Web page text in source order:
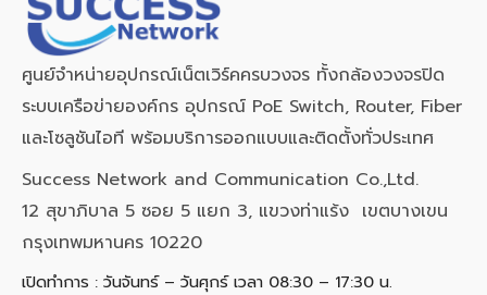
ศูนย์จำหน่ายอุปกรณ์เน็ตเวิร์คครบวงจร ทั้งกล้องวงจรปิด
ระบบเครือข่ายองค์กร อุปกรณ์ PoE Switch, Router, Fiber
และโซลูชันไอที พร้อมบริการออกแบบและติดตั้งทั่วประเทศ
Success Network and Communication Co.,Ltd.
12 สุขาภิบาล 5 ซอย 5 แยก 3, แขวงท่าแร้ง เขตบางเขน
กรุงเทพมหานคร 10220
เปิดทำการ : วันจันทร์ – วันศุกร์ เวลา 08:30 – 17:30 น.